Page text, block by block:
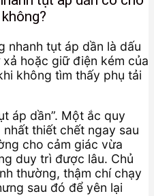
nhanh tụt áp dần là dấu
hoặc giữ điện kém của
không tìm thấy phụ tải
áp dần”. Một ắc quy
thiết chết ngay sau
cho cảm giác vừa
duy trì được lâu. Chủ
thường, thậm chí chạy
sau đó để yên lại